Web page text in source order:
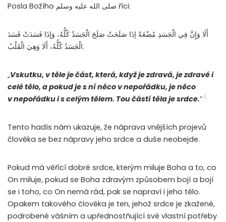
Posla Božího صلى الله عليه وسلم říci:
أَلَا وَإِنَّ فِي الْجَسَدِ مُضْغَةً إذَا صَلَحَتْ صَلَحَ الْجَسَدُ كُلُّهُ، وَإذَا فَسَدَتْ فَسَدَ
الْجَسَدُ كُلُّهُ، أَلَا وَهِيَ الْقَلْبُ.
„Vskutku, v těle je část, která, když je zdravá, je zdravé i
celé tělo, a pokud je s ní něco v nepořádku, je něco
v nepořádku i s celým tělem. Tou částí těla je srdce.“ 1
Tento hadís nám ukazuje, že náprava vnějších projevů
člověka se bez nápravy jeho srdce a duše neobejde.
Pokud má věřící dobré srdce, kterým miluje Boha a to, co
On miluje, pokud se Boha zdravým způsobem bojí a bojí
se i toho, co On nemá rád, pak se napraví i jeho tělo.
Opakem takového člověka je ten, jehož srdce je zkažené,
podrobené vášním a upřednostňující své vlastní potřeby